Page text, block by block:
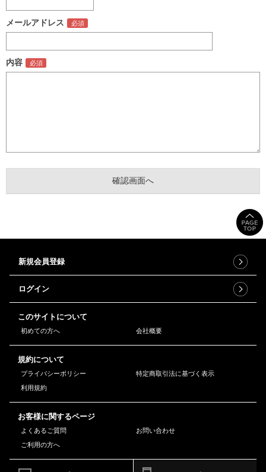
メールアドレス
内容
新規会員登録
ログイン
このサイトについて
初めての方へ 会社概要
規約について
プライバシーポリシー
特定商取引法に基づく表示
利用規約
お客様に関するページ
よくあるご質問
お問い合わせ
ご利用の方へ